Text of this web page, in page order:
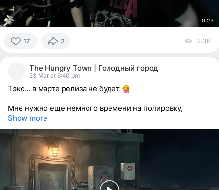
0:23
17 2 2.3K
The Hungry Town | Голодный город
23 Mar at 6:40 pm
Тэкс… в марте релиза не будет
Мне нужно ещё немного времени на полировку,
Show more